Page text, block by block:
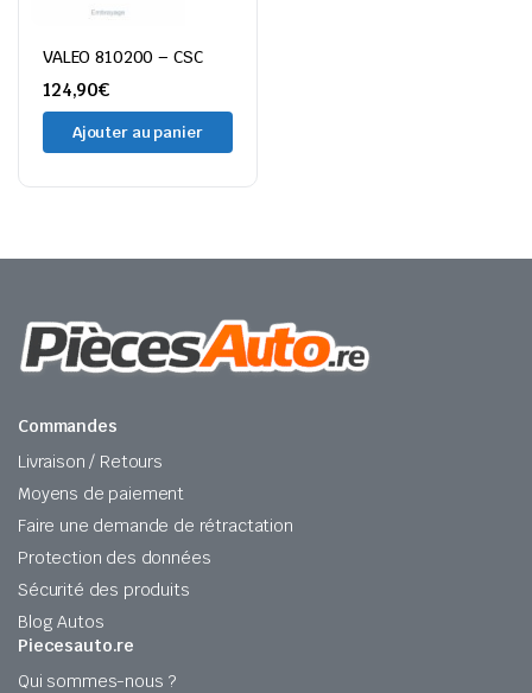
VALEO 810200 – CSC
124,90€
Ajouter au panier
Commandes
Livraison / Retours
Moyens de paiement
Faire une demande de rétractation
Protection des données
Sécurité des produits
Blog Autos
Piecesauto.re
Qui sommes-nous ?